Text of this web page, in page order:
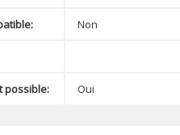
Non
possible: Oui